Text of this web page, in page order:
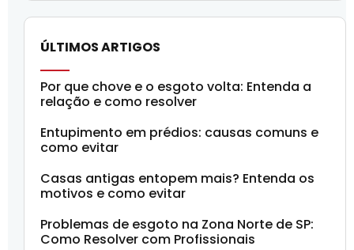
ÚLTIMOS ARTIGOS
Por que chove e o esgoto volta: Entenda a
relação e como resolver
Entupimento em prédios: causas comuns e
como evitar
Casas antigas entopem mais? Entenda os
motivos e como evitar
Problemas de esgoto na Zona Norte de SP:
Como Resolver com Profissionais